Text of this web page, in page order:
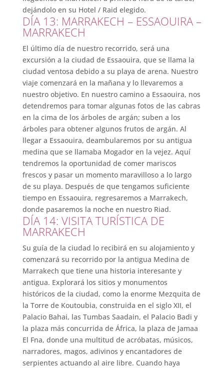
dejándolo en su Hotel / Raid elegido.
DÍA 13: MARRAKECH – ESSAOUIRA –
MARRAKECH
El último día de nuestro recorrido, será una
excursión a la ciudad de Essaouira, que se llama la
ciudad ventosa debido a su playa de arena. Nuestro
viaje comenzará en la mañana y lo llevaremos a
nuestro objetivo. En nuestro camino a Essaouira, nos
detendremos para tomar algunas fotos de las cabras
en la cima de los árboles de argán; suben a los
árboles para obtener algunos frutos de argán. Al
llegar a Essaouira, deambularemos por su antigua
medina que se llamaba Mogador en la vejez. Aquí
tendremos la oportunidad de comer mariscos
frescos y pasar un momento maravilloso a lo largo
de su playa. Después de que tengamos suficiente
tiempo en Essaouira, regresaremos a Marrakech,
donde pasaremos la noche en nuestro Riad.
DÍA 14: VISITA TURÍSTICA DE
MARRAKECH
Su guía de la ciudad lo recibirá en su alojamiento y
comenzará su recorrido por la antigua Medina de
Marrakech que tiene una historia interesante y
antigua. Explorará los sitios y monumentos
históricos de la ciudad, como la enorme Mezquita de
la Torre de Koutoubia, construida en el siglo XII, el
Palacio Bahai, las Tumbas Saadain, el Palacio Badi y
la plaza más concurrida de África, la plaza de Jamaa
El Fna, donde una multitud de acróbatas, músicos,
narradores, magos, adivinos y encantadores de
serpientes actuando al aire libre. Cuando haya